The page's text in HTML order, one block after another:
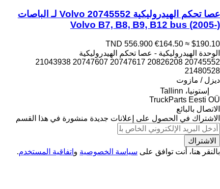
عصا تحكم الهيدروليكية Volvo 20745552 لـ الباصات
Volvo B7, B8, B9, B12 bus (2005-)
TND 556.900 €164.50 ≈ $190.10
الوحدة الهيدروليكية - عصا تحكم الهيدروليكية
20745552 20826208 20747617 20747607 21043938
21480528
ديزل / مازوت
إستونيا، Tallinn
TruckParts Eesti OÜ
الاتصال بالبائع
الاشتراك في الحصول على إعلانات جديدة منشورة في هذا القسم
الاشتراك
بالنقر هنا، أنت توافق على سياسة الخصوصية و اتفاقية المستخدم.